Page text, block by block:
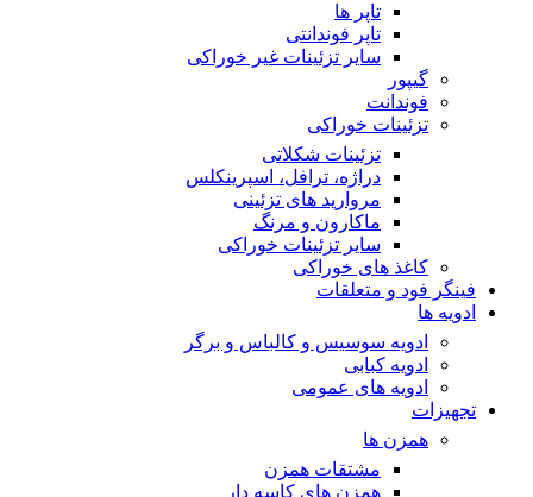
تاپر ها
تاپر فوندانتی
سایر تزئینات غیر خوراکی
گیپور
فوندانت
تزئینات خوراکی
تزئینات شکلاتی
دراژه، ترافل، اسپرینکلس
مروارید های تزئینی
ماکارون و مرنگ
سایر تزئینات خوراکی
کاغذ های خوراکی
فینگر فود و متعلقات
ادویه ها
ادویه سوسیس و کالباس و برگر
ادویه کبابی
ادویه های عمومی
تجهیزات
همزن ها
مشتقات همزن
همزن های کاسه دار